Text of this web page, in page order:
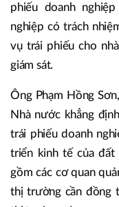
phiếu doanh
nghiệp có trách
vụ trái phiếu cho
giám sát.
Ông Phạm Hồng
Nhà nước khẳng
trái phiếu doanh
triển kinh tế của đất
gồm các cơ quan
thị trường cần đồng